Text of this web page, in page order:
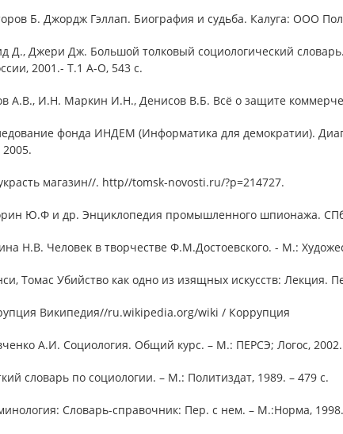
Б. Джордж Гэллап. Биография и судьба. Калуга: ООО
Д., Джери Дж. Большой толковый социологический
2001.- Т.1 А-О, 543 с.
А.В., И.Н. Маркин И.Н., Денисов В.Б. Всё о защите
фонда ИНДЕМ (Информатика для демократии).
магазин//. http//tomsk-novosti.ru/?p=214727.
Ю.Ф и др. Энциклопедия промышленного шпионажа.
Н.В. Человек в творчестве Ф.М.Достоевского. - М.:
Томас Убийство как одно из изящных искусств: Лекция.
Википедия//ru.wikipedia.org/wiki / Коррупция
А.И. Социология. Общий курс. – М.: ПЕРСЭ; Логос, 2002.
словарь по социологии. – М.: Политиздат, 1989. – 479 с.
Словарь-справочник: Пер. с нем. – М.:Норма, 1998.